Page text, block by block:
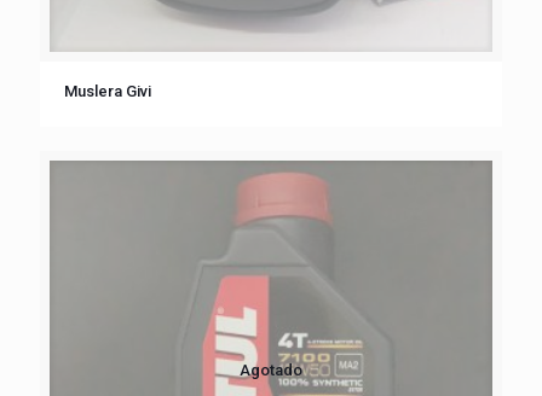
Muslera Givi
Agotado